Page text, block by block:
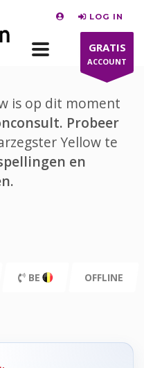
LOG IN
GRATIS
ACCOUNT
is op dit moment
Probeer
Yellow te
en
BE OFFLINE